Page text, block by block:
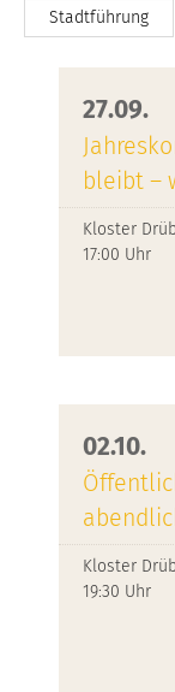
Stadtführung
27.09.
bleibt –
Kloster
17:00 Uhr
02.10.
Kloster
19:30 Uhr